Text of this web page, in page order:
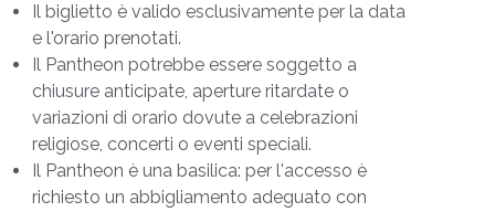
Scopri se il foro al centro della cupola è aperto o
chiuso e se nel Pantheon piove
l’incanto della pioggia di petali di rose rosse che,
una volta all’anno, in occasione della Pentecoste,
scendono dall’oculus per ricordare la discesa
dello Spirito Santo sulla Madonna e sugli apostoli.
Infine, alza lo sguardo; non limitarti a guardare le
Il biglietto è valido esclusivamente per la data
e l'orario prenotati.
Il Pantheon potrebbe essere soggetto a
chiusure anticipate, aperture ritardate o
variazioni di orario dovute a celebrazioni
religiose, concerti o eventi speciali.
Il Pantheon è una basilica: per l'accesso è
richiesto un abbigliamento adeguato con